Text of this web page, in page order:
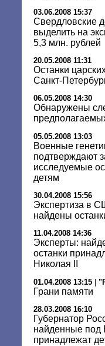
03.06.2008 15:37
Свердловские
выделить на
5,3 млн. рублей
20.05.2008 11:31
Останки
Санкт-
06.05.2008 14:30
Обнаружены
05.05.2008 13:03
Военные
подтверждают
исследуемые
детям
30.04.2008 15:56
Экспертиза в
найдены
11.04.2008 14:36
Эксперты:
останки
Николая II
01.04.2008 13:15
Грани памяти
28.03.2008 16:10
Губернатор
найденные под
принадлежат